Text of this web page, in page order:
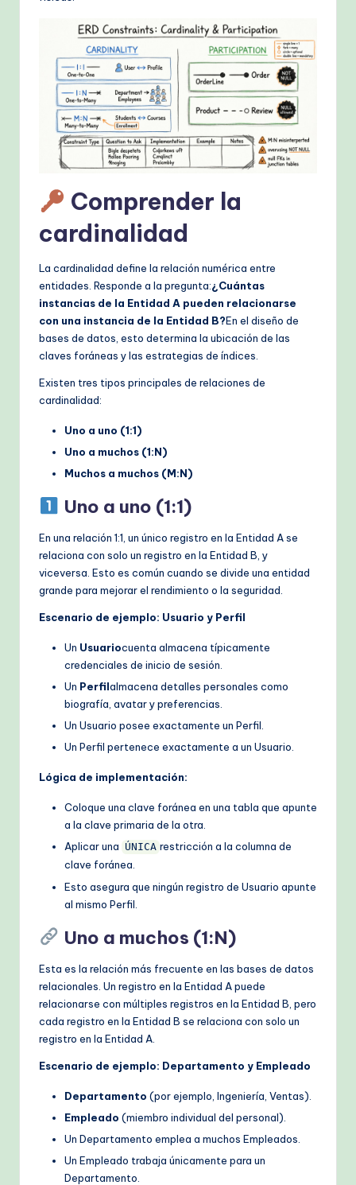
rn
T
M
Comprender la
cardinalidad
La cardinalidad define la relación numérica entre
entidades. Responde a la pregunta:¿Cuántas
instancias de la Entidad A pueden relacionarse
con una instancia de la Entidad B?En el diseño de
bases de datos, esto determina la ubicación de las
claves foráneas y las estrategias de índices.
Existen tres tipos principales de relaciones de
cardinalidad:
Uno a uno (1:1)
Uno a muchos (1:N)
Muchos a muchos (M:N)
Uno a uno (1:1)
En una relación 1:1, un único registro en la Entidad A se
relaciona con solo un registro en la Entidad B, y
viceversa. Esto es común cuando se divide una entidad
grande para mejorar el rendimiento o la seguridad.
Escenario de ejemplo: Usuario y Perfil
Un Usuariocuenta almacena típicamente
credenciales de inicio de sesión.
Un Perfilalmacena detalles personales como
biografía, avatar y preferencias.
Un Usuario posee exactamente un Perfil.
Un Perfil pertenece exactamente a un Usuario.
Lógica de implementación:
Coloque una clave foránea en una tabla que apunte
a la clave primaria de la otra.
Aplicar una ÚNICA restricción a la columna de
clave foránea.
Esto asegura que ningún registro de Usuario apunte
al mismo Perfil.
Uno a muchos (1:N)
Esta es la relación más frecuente en las bases de datos
relacionales. Un registro en la Entidad A puede
relacionarse con múltiples registros en la Entidad B, pero
cada registro en la Entidad B se relaciona con solo un
registro en la Entidad A.
Escenario de ejemplo: Departamento y Empleado
Departamento (por ejemplo, Ingeniería, Ventas).
Empleado (miembro individual del personal).
Un Departamento emplea a muchos Empleados.
Un Empleado trabaja únicamente para un
Departamento.